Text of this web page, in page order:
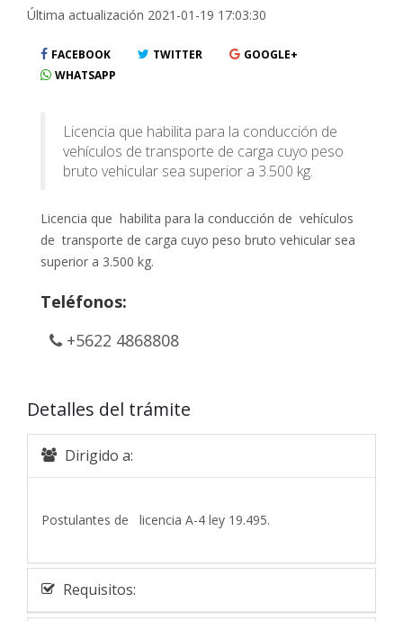
Última actualización 2021-01-19 17:03:30
FACEBOOK TWITTER
GOOGLE+
WHATSAPP
Licencia que habilita para la conducción de
vehículos de transporte de carga cuyo peso
bruto vehicular sea superior a 3.500 kg.
Licencia que habilita para la conducción de vehículos
de transporte de carga cuyo peso bruto vehicular sea
superior a 3.500 kg.
Teléfonos:
+5622 4868808
Detalles del trámite
Dirigido a:
Postulantes de licencia A-4 ley 19.495.
Requisitos: